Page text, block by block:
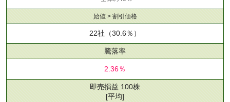
始値 > 割引価格
22社 （30.6％）
騰落率
2.36％
即売損益 100株
[平均]